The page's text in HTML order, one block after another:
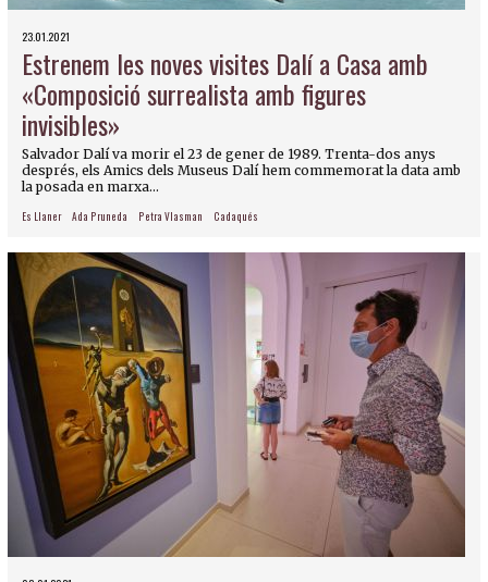
23.01.2021
Estrenem les noves visites Dalí a Casa amb
«Composició surrealista amb figures
invisibles»
Salvador Dalí va morir el 23 de gener de 1989. Trenta-dos anys
després, els Amics dels Museus Dalí hem commemorat la data amb
la posada en marxa...
Es Llaner Ada Pruneda Petra Vlasman Cadaqués